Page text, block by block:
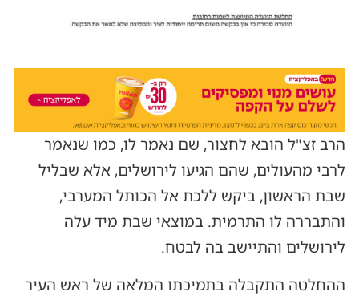
הרב זצ"ל הובא לחצור, שם נאמר לו, כמו שנאמר
לרבי מהעולים, שהם הגיעו לירושלים, אלא שבליל
שבת הראשון, ביקש ללכת אל הכותל המערבי,
והתבררה לו התרמית. במוצאי שבת מיד עלה
לירושלים והתיישב בה לבטח.
ההחלטה התקבלה בתמיכתו המלאה של ראש העיר